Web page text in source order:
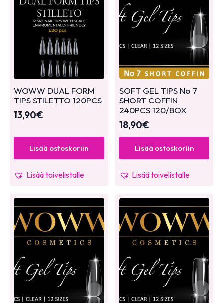
WOWW DUAL FORM
TIPS STILETTO 120PCS
13,90€
Lisää ostoskoriin
Lisää toivelistalle
SOFT GEL TIPS No 7
SHORT COFFIN
240PCS 120/BOX
18,90€
Lisää ostoskoriin
Lisää toivelistalle